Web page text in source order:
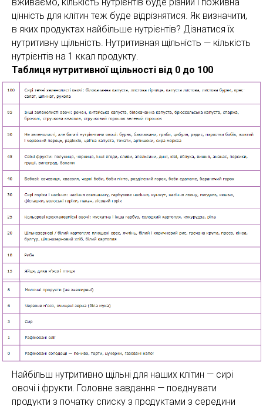
вживаємо, кількість нутрієнтів буде різний і поживна
цінність для клітин теж буде відрізнятися. Як визначити,
в яких продуктах найбільше нутрієнтів? Дізнатися їх
нутритивну щільність. Нутритивная щільність — кількість
нутрієнтів на 1 ккал продукту.
Таблиця нутритивної щільності від 0 до 100
Найбільш нутритивно щільні для наших клітин — сирі
овочі і фрукти. Головне завдання — поєднувати
продукти з початку списку з продуктами з середини